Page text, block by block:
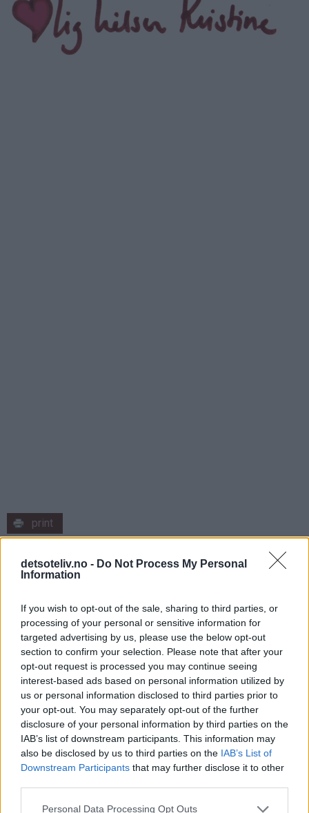
detsoteliv.no - Do Not Process My Personal
Information
If you wish to opt-out of the sale, sharing to third parties, or
processing of your personal or sensitive information for
targeted advertising by us, please use the below opt-out
section to confirm your selection. Please note that after your
opt-out request is processed you may continue seeing
interest-based ads based on personal information utilized by
us or personal information disclosed to third parties prior to
your opt-out. You may separately opt-out of the further
disclosure of your personal information by third parties on the
IAB’s list of downstream participants. This information may
also be disclosed by us to third parties on the IAB’s List of
Downstream Participants that may further disclose it to other
Personal Data Processing Opt Outs
print
500 g fiken